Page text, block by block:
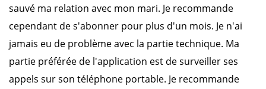
sauvé ma relation avec mon mari. Je recommande
cependant de s'abonner pour plus d'un mois. Je n'ai
jamais eu de problème avec la partie technique. Ma
partie préférée de l'application est de surveiller ses
appels sur son téléphone portable. Je recommande